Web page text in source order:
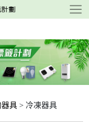
具 > 冷凍器具